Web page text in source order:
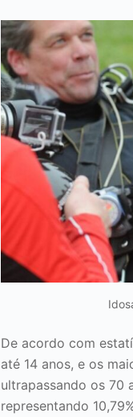
De acordo com
até 14 anos, e os
ultrapassando os 70
representando